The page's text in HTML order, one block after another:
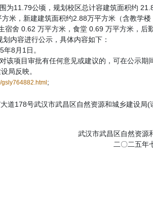
11.79公顷，规划校区总计容建筑面积约
米，新建建筑面积约2.88万平方米（含教学
宿舍 0.62 万平方米，食堂 0.69 万平方米，后
内容进行公示，具体内容如下：
8月1日。
项目审批有任何意见或建议的，可在公示期
局反映。
;
178号武汉市武昌区自然资源和城乡建设局(
武汉市武昌区自然资源
二〇二五年